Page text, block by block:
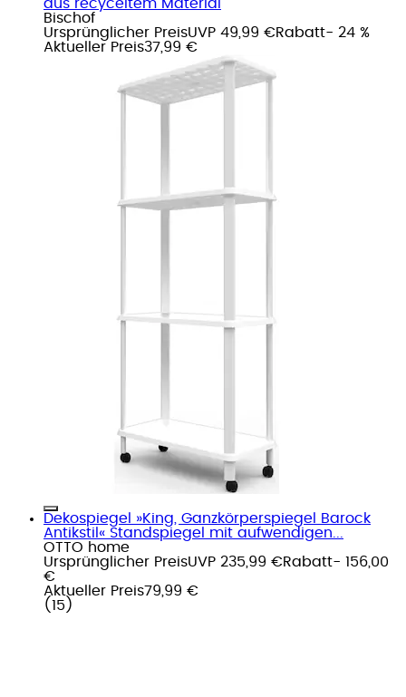
aus recyceltem Material
Bischof
Ursprünglicher PreisUVP 49,99 €Rabatt- 24 %
Aktueller Preis37,99 €
Dekospiegel »King, Ganzkörperspiegel Barock
Antikstil« Standspiegel mit aufwendigen...
OTTO home
Ursprünglicher PreisUVP 235,99 €Rabatt- 156,00
€
Aktueller Preis79,99 €
( 15 )